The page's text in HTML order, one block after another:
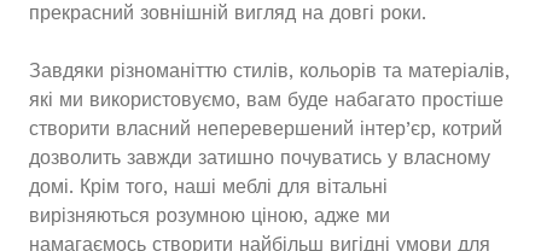
прекрасний зовнішній вигляд на довгі роки.
Завдяки різноманіттю стилів, кольорів та матеріалів,
які ми використовуємо, вам буде набагато простіше
створити власний неперевершений інтер’єр, котрий
дозволить завжди затишно почуватись у власному
домі. Крім того, наші меблі для вітальні
вирізняються розумною ціною, адже ми
намагаємось створити найбільш вигідні умови для